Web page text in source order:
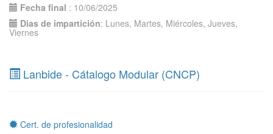
Fecha final : 10/06/2025
Dias de impartición: Lunes, Martes, Miércoles, Jueves,
Viernes
Lanbide - Cátalogo Modular (CNCP)
Cert. de profesionalidad